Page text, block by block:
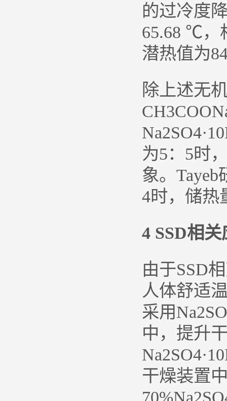
的过冷度
65.68 ℃，
潜热值为
除上述无
为5：5时
象。
4时，储热
4 SSD相关
由于SSD
人体舒适
采用
中，提升
干燥装置